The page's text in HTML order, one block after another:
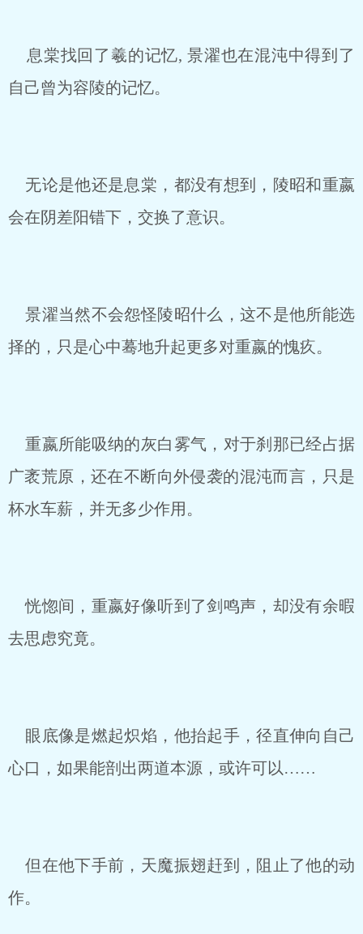
息棠找回了羲的记忆, 景濯也在混沌中得到了
自己曾为容陵的记忆。
无论是他还是息棠，都没有想到，陵昭和重嬴
会在阴差阳错下，交换了意识。
景濯当然不会怨怪陵昭什么，这不是他所能选
择的，只是心中蓦地升起更多对重嬴的愧疚。
重嬴所能吸纳的灰白雾气，对于刹那已经占据
广袤荒原，还在不断向外侵袭的混沌而言，只是
杯水车薪，并无多少作用。
恍惚间，重嬴好像听到了剑鸣声，却没有余暇
去思虑究竟。
眼底像是燃起炽焰，他抬起手，径直伸向自己
心口，如果能剖出两道本源，或许可以……
但在他下手前，天魔振翅赶到，阻止了他的动
作。